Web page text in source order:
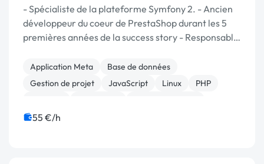
- Spécialiste de la plateforme Symfony 2. - Ancien
développeur du coeur de PrestaShop durant les 5
premières années de la success story - Responsable
ans - Développement de sites à forte charge che...
Application Meta
Base de données
Gestion de projet
JavaScript Linux
PHP
Admin système, sécurité
55 €/h